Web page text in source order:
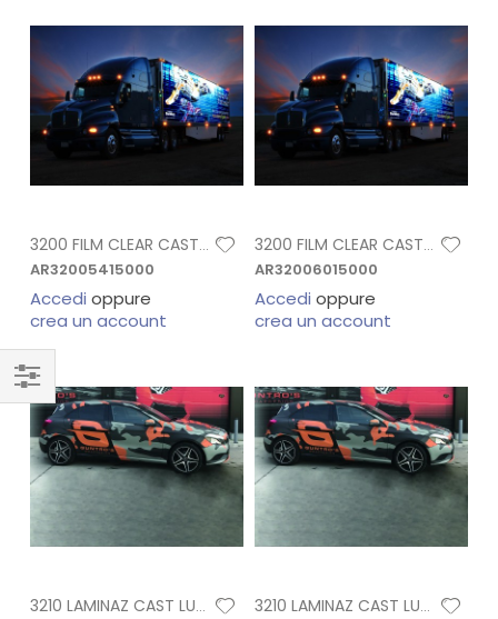
3200 FILM CLEAR CAST LUCIDO H. 1,37X45,7
AR32005415000
Accedi oppure
crea un account
3200 FILM CLEAR CAST LUCIDO H. 1,52X45,7
AR32006015000
Accedi oppure
crea un account
3210 LAMINAZ CAST LUCIDO H. 1,37X45,7 MT
3210 LAMINAZ CAST LUCIDO H. 1,52X45,7 MT